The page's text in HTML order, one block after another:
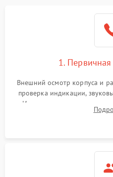
1. Первичная
Внешний осмотр корпуса и
проверка индикации,
Измерение входного и
реакции ИБП на